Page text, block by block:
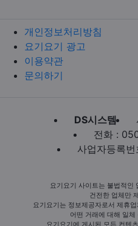
개인정보처리방침
요기요기 광고
이용약관
문의하기
DS시스템
전화 :
사업자등록
요기요기 사이트는 불법적인
건전한 업체만
요기요기는 정보제공자로서 제휴
어떤 거래에 대해 일
요기요기에 게시된 모든 컨텐